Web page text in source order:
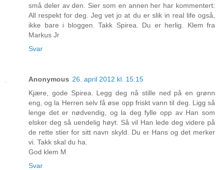
små deler av den. Sier som en annen her har kommentert:
All respekt for deg. Jeg vet jo at du er slik in real life også,
ikke bare i bloggen. Takk Spirea. Du er herlig. Klem fra
Markus Jr
Svar
Anonymous 26. april 2012 kl. 15:15
Kjære, gode Spirea. Legg deg nå stille ned på en grønn
eng, og la Herren selv få øse opp friskt vann til deg. Ligg så
lenge det er nødvendig, og la deg fylle opp av Han som
elsker deg så uendelig høyt. Så vil Han lede deg videre på
de rette stier for sitt navn skyld. Du er Hans og det merker
vi. Takk skal du ha.
God klem M
Svar